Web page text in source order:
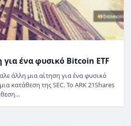
ένα φυσικό Bitcoin ETF
άλλη μια αίτηση για ένα φυσικό
κατάθεση της SEC. Το ARK 21Shares